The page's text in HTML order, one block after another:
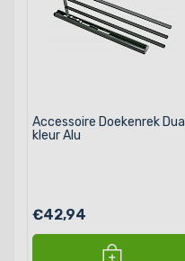
Accessoire Doekenrek Dual
kleur Alu
€42,94